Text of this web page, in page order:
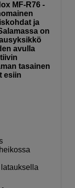
MF-R76 -
ja
on
avulla
tasainen
esiin